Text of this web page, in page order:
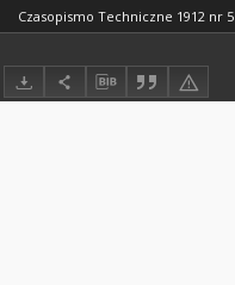
Czasopismo Techniczne 1912 nr 5